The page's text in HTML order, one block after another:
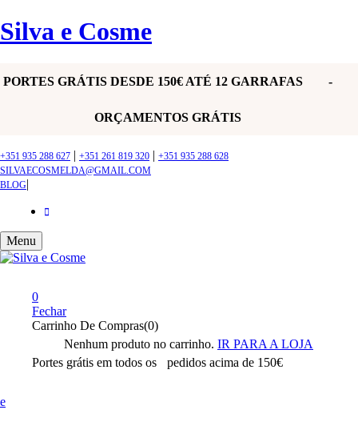
Silva e Cosme
PORTES GRÁTIS DESDE 150€ ATÉ 12 GARRAFAS -
ORÇAMENTOS GRÁTIS
+351 935 288 627 | +351 261 819 320 | +351 935 288 628
SILVAECOSMELDA@GMAIL.COM
BLOG|
Menu
0
Fechar
Carrinho De Compras(0)
Nenhum produto no carrinho. IR PARA A LOJA
Portes grátis em todos os
pedidos acima de 150€